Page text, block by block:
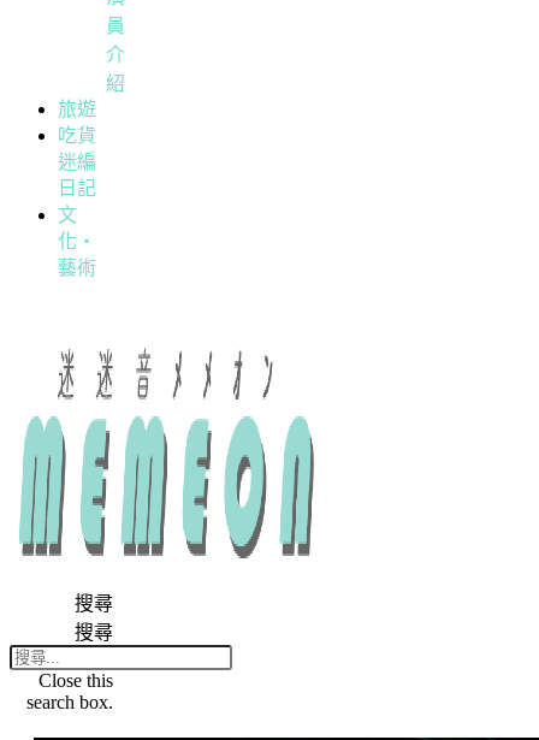
員
介
紹
旅遊
吃貨
迷編
日記
文
化・
藝術
搜尋
搜尋
Close this
search box.